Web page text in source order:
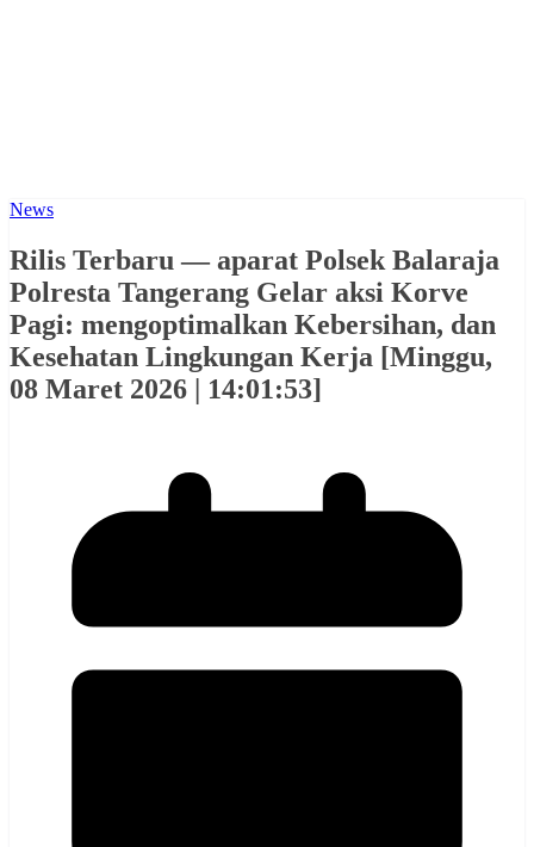
News
Rilis Terbaru — aparat Polsek Balaraja
Polresta Tangerang Gelar aksi Korve
Pagi: mengoptimalkan Kebersihan, dan
Kesehatan Lingkungan Kerja [Minggu,
08 Maret 2026 | 14:01:53]